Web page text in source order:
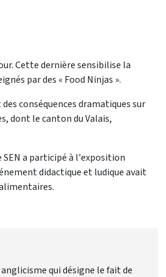
Cette dernière sensibilise la
par des « Food Ninjas ».
conséquences dramatiques sur
dont le canton du Valais,
a participé à l'exposition
didactique et ludique avait
qui désigne le fait de